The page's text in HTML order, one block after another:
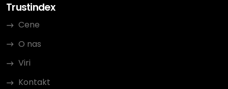
Trustindex
Cene
O nas
Viri
Kontakt